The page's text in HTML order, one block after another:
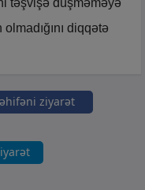
təşvişə düşməməyə
diqqətə
ziyarət